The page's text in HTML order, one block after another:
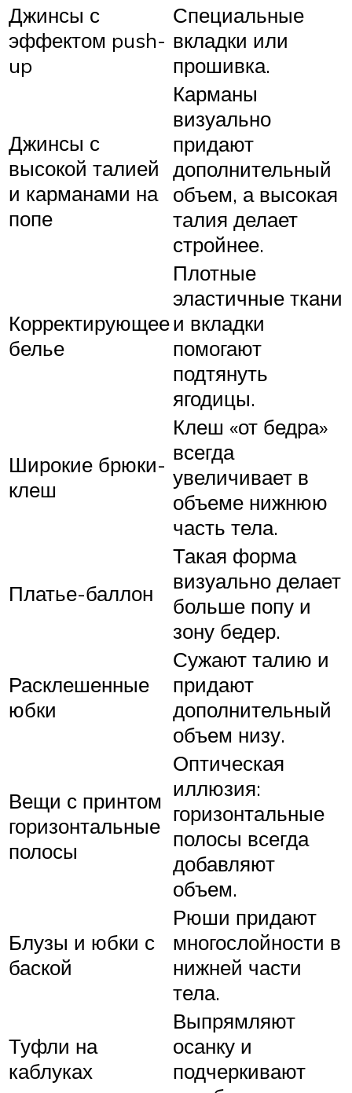
Джинсы с
эффектом push-
up
Специальные
вкладки или
прошивка.
Джинсы с
высокой талией
и карманами на
попе
Карманы
визуально
придают
дополнительный
объем, а высокая
талия делает
стройнее.
Корректирующее
белье
Плотные
эластичные ткани
и вкладки
помогают
подтянуть
ягодицы.
Широкие брюки-
клеш
Клеш «от бедра»
всегда
увеличивает в
объеме нижнюю
часть тела.
Платье-баллон
Такая форма
визуально делает
больше попу и
зону бедер.
Расклешенные
юбки
Сужают талию и
придают
дополнительный
объем низу.
Вещи с принтом
горизонтальные
полосы
Оптическая
иллюзия:
горизонтальные
полосы всегда
добавляют
объем.
Блузы и юбки с
баской
Рюши придают
многослойности в
нижней части
тела.
Туфли на
каблуках
Выпрямляют
осанку и
подчеркивают